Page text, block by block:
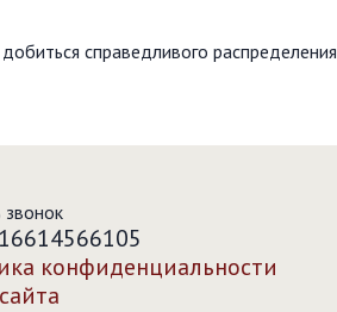
справедливого распределения
звонок
конфиденциальности